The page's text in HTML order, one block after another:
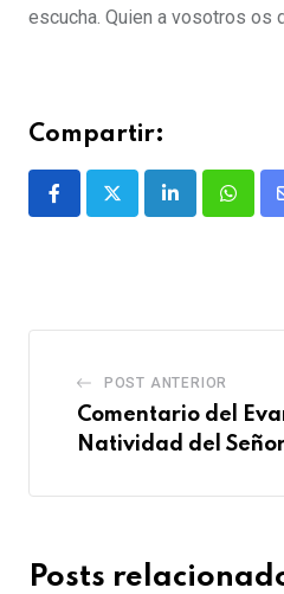
escucha. Quien a vosotros os
Compartir:
POST ANTERIOR
Comentario del
Natividad del Señor
Posts